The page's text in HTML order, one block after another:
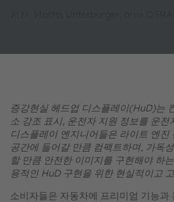
증강현실 헤드업 디스플레이(HuD)는
소 강조 표시, 운전자 지원 정보를 운
디스플레이 엔지니어들은 라이트 엔
공간에 들어갈 만큼 컴팩트하며, 가독
할 만큼 안전한 이미지를 구현해야 하
용적인 HuD 구현을 위한 현실적이고
소비자들은 자동차에 프리미엄 기능